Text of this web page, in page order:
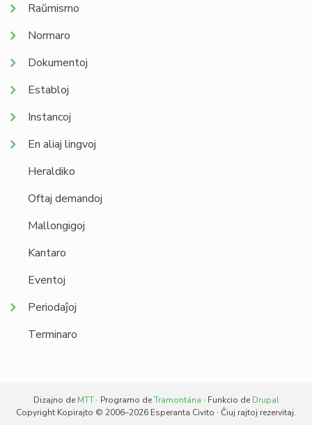
Raŭmismo
Normaro
Dokumentoj
Establoj
Instancoj
En aliaj lingvoj
Heraldiko
Oftaj demandoj
Mallongigoj
Kantaro
Eventoj
Periodaĵoj
Terminaro
Dizajno de MTT· Programo deTramontána · Funkcio de Drupal
Copyright Kopirajto © 2006–2026 Esperanta Civito · Ĉiuj rajtoj rezervitaj.